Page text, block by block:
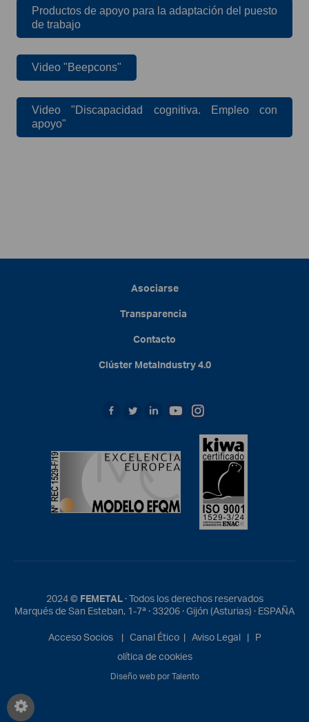
Productos de apoyo para la adaptación del puesto
de trabajo
Video "Beepcons"
Video "Discapacidad cognitiva. Empleo con
apoyo"
Asociarse
Transparencia
Contacto
Clúster MetaIndustry4.0
2024 © FEMETAL· Todos los derechos reservados
Marqués de San Esteban, 1-7ª · 33206 · Gijón (Asturias) · ESPAÑA
Acceso Socios| Canal Ético| Aviso Legal| P
olítica de cookies
Diseño web por Talento